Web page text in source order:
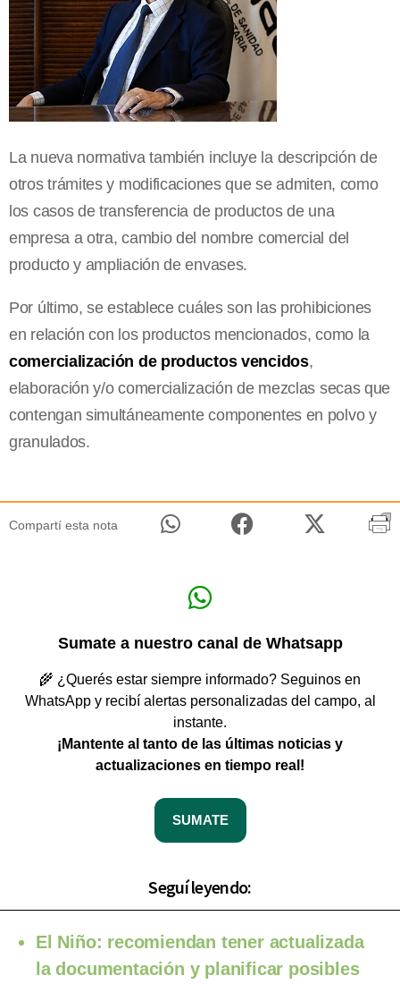
La nueva normativa también incluye la descripción de
otros trámites y modificaciones que se admiten, como
los casos de transferencia de productos de una
empresa a otra, cambio del nombre comercial del
producto y ampliación de envases.
Por último, se establece cuáles son las prohibiciones
en relación con los productos mencionados, como la
comercialización de productos vencidos,
elaboración y/o comercialización de mezclas secas que
contengan simultáneamente componentes en polvo y
granulados.
Compartí esta nota
Sumate a nuestro canal de Whatsapp
🌾 ¿Querés estar siempre informado? Seguinos en
WhatsApp y recibí alertas personalizadas del campo, al
instante.
¡Mantente al tanto de las últimas noticias y
actualizaciones en tiempo real!
SUMATE
Seguí leyendo:
El Niño: recomiendan tener actualizada
la documentación y planificar posibles